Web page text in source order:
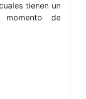
tienen un
de